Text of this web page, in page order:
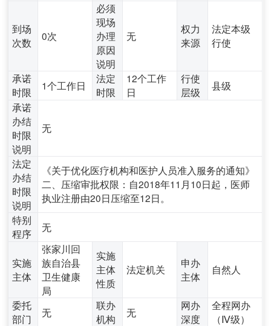
到场
次数
0次
必须
现场
办理
原因
说明
无
权力
来源
法定本级
行使
承诺
时限
1个工作日
法定
时限
12个工作
日
行使
层级
县级
承诺
办结
时限
说明
无
法定
办结
时限
说明
《关于优化医疗机构和医护人员准入服务的通知》
二、压缩审批权限：自2018年11月10日起，医师
执业注册由20日压缩至12日。
特别
程序
无
实施
主体
张家川回
族自治县
卫生健康
局
实施
主体
性质
法定机关
申办
主体
自然人
委托
部门
无
联办
机构
无
网办
深度
全程网办
（Ⅳ级）